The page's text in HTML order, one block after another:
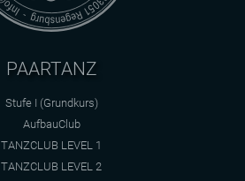
PAARTANZ
Stufe I (Grundkurs)
AufbauClub
TANZCLUB LEVEL 1
TANZCLUB LEVEL 2